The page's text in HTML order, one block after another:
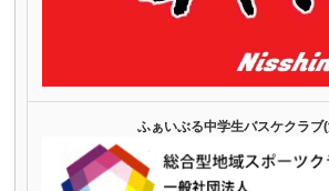
ふぁいぶる中学生バスケクラブ